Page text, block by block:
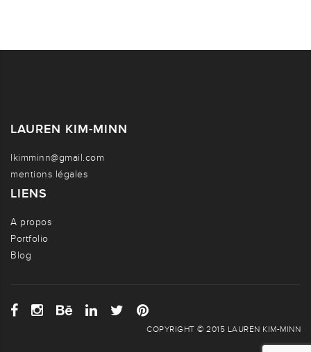
LAUREN KIM-MINN
lkimminn@gmail.com
mentions légales
LIENS
A propos
Portfolio
Blog
COPYRIGHT © 2015 LAUREN KIM-MINN